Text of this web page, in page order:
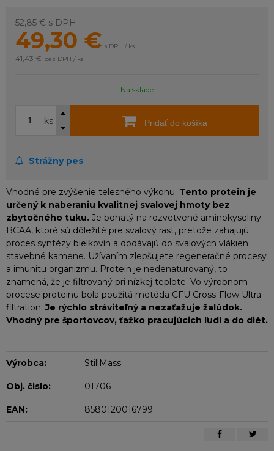
52,85 €s DPH
49,30 € s DPH / ks
41,43 € bez DPH / ks
Na sklade
ks Pridať do košíka
Strážny pes
Vhodné pre zvýšenie telesného výkonu. Tento protein je
určený k naberaniu kvalitnej svalovej hmoty bez
zbytočného tuku. Je bohatý na rozvetvené aminokyseliny
BCAA, ktoré sú dôležité pre svalový rast, pretože zahajujú
proces syntézy bielkovín a dodávajú do svalových vlákien
stavebné kamene. Užívaním zlepšujete regeneračné procesy
a imunitu organizmu. Protein je nedenaturovaný, to
znamená, že je filtrovaný pri nízkej teplote. Vo výrobnom
procese proteinu bola použitá metóda CFU Cross-Flow Ultra-
filtration.Je rýchlo stráviteľný a nezaťažuje žalúdok.
Vhodný pre športovcov, ťažko pracujúcich ľudí a do diét.
Výrobca: StillMass
Obj. čislo: 01706
EAN: 8580120016799